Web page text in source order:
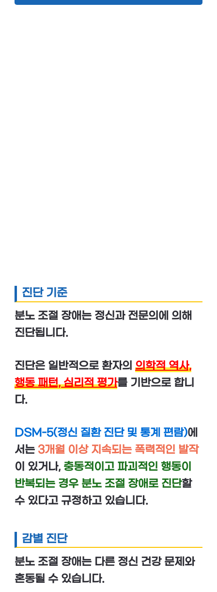
진단 기준
분노 조절 장애는 정신과 전문의에 의해
진단됩니다.
진단은 일반적으로 환자의 의학적 역사,
행동 패턴, 심리적 평가를 기반으로 합니
다.
DSM-5(정신 질환 진단 및 통계 편람)에
서는 3개월 이상 지속되는 폭력적인 발작
이 있거나, 충동적이고 파괴적인 행동이
반복되는 경우 분노 조절 장애로 진단할
수 있다고 규정하고 있습니다.
감별 진단
분노 조절 장애는 다른 정신 건강 문제와
혼동될 수 있습니다.